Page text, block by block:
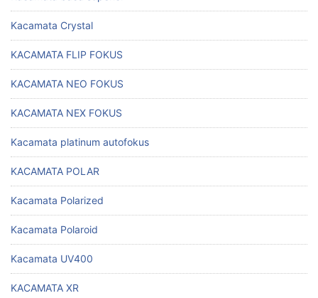
Kacamata Crystal
KACAMATA FLIP FOKUS
KACAMATA NEO FOKUS
KACAMATA NEX FOKUS
Kacamata platinum autofokus
KACAMATA POLAR
Kacamata Polarized
Kacamata Polaroid
Kacamata UV400
KACAMATA XR